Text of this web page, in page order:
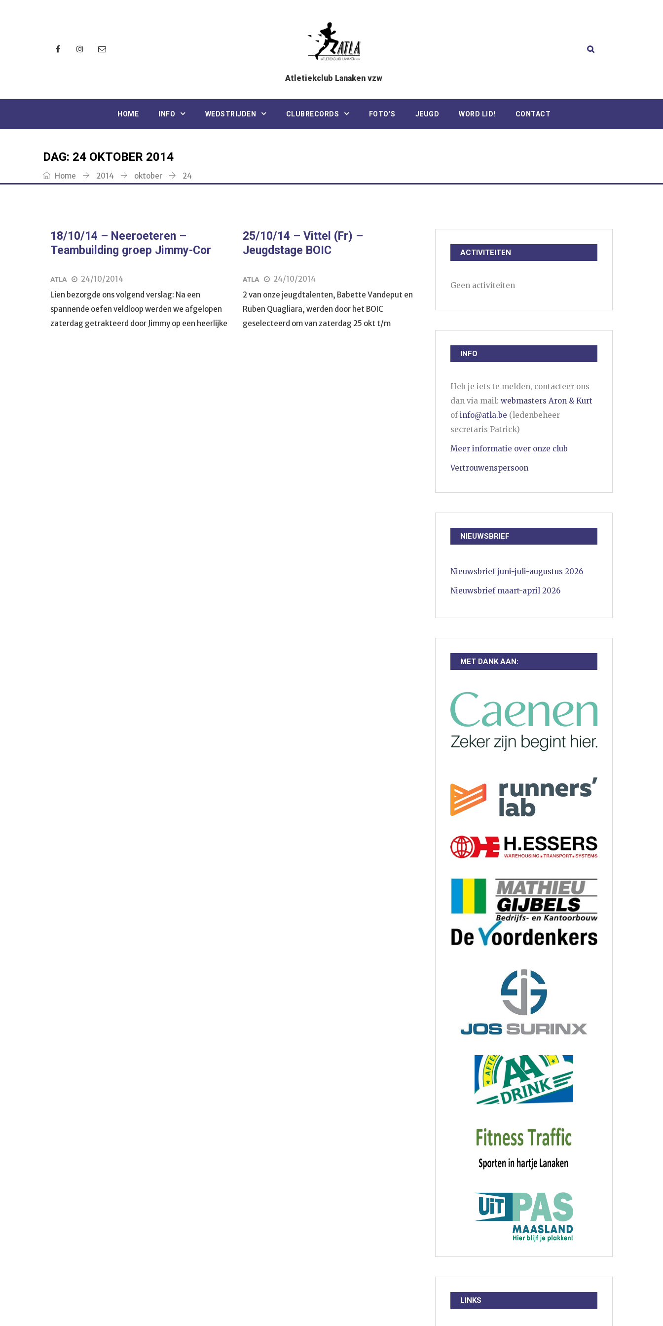
Atletiekclub Lanaken vzw
HOME INFO WEDSTRIJDEN CLUBRECORDS FOTO’S JEUGD WORD LID! CONTACT
DAG: 24 OKTOBER 2014
Home 2014 oktober 24
18/10/14 – Neeroeteren –
Teambuilding groep Jimmy-Cor
ATLA
24/10/2014
Lien bezorgde ons volgend verslag: Na een
spannende oefen veldloop werden we afgelopen
zaterdag getrakteerd door Jimmy op een heerlijke
25/10/14 – Vittel (Fr) –
Jeugdstage BOIC
ATLA
24/10/2014
2 van onze jeugdtalenten, Babette Vandeput en
Ruben Quagliara, werden door het BOIC
geselecteerd om van zaterdag 25 okt t/m
ACTIVITEITEN
Geen activiteiten
INFO
Heb je iets te melden, contacteer ons
dan via mail: webmasters Aron & Kurt
ofinfo@atla.be (ledenbeheer
secretaris Patrick)
Meer informatie over onze club
Vertrouwenspersoon
NIEUWSBRIEF
Nieuwsbrief juni-juli-augustus 2026
Nieuwsbrief maart-april 2026
MET DANK AAN:
LINKS